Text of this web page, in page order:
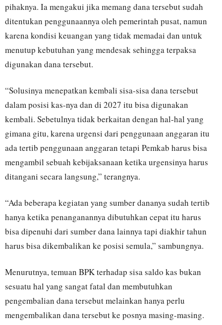
pihaknya. Ia mengakui jika memang dana tersebut sudah
ditentukan penggunaannya oleh pemerintah pusat, namun
karena kondisi keuangan yang tidak memadai dan untuk
menutup kebutuhan yang mendesak sehingga terpaksa
digunakan dana tersebut.
“Solusinya menepatkan kembali sisa-sisa dana tersebut
dalam posisi kas-nya dan di 2027 itu bisa digunakan
kembali. Sebetulnya tidak berkaitan dengan hal-hal yang
gimana gitu, karena urgensi dari penggunaan anggaran itu
ada tertib penggunaan anggaran tetapi Pemkab harus bisa
mengambil sebuah kebijaksanaan ketika urgensinya harus
ditangani secara langsung,” terangnya.
“Ada beberapa kegiatan yang sumber dananya sudah tertib
hanya ketika penanganannya dibutuhkan cepat itu harus
bisa dipenuhi dari sumber dana lainnya tapi diakhir tahun
harus bisa dikembalikan ke posisi semula,” sambungnya.
Menurutnya, temuan BPK terhadap sisa saldo kas bukan
sesuatu hal yang sangat fatal dan membutuhkan
pengembalian dana tersebut melainkan hanya perlu
mengembalikan dana tersebut ke posnya masing-masing.